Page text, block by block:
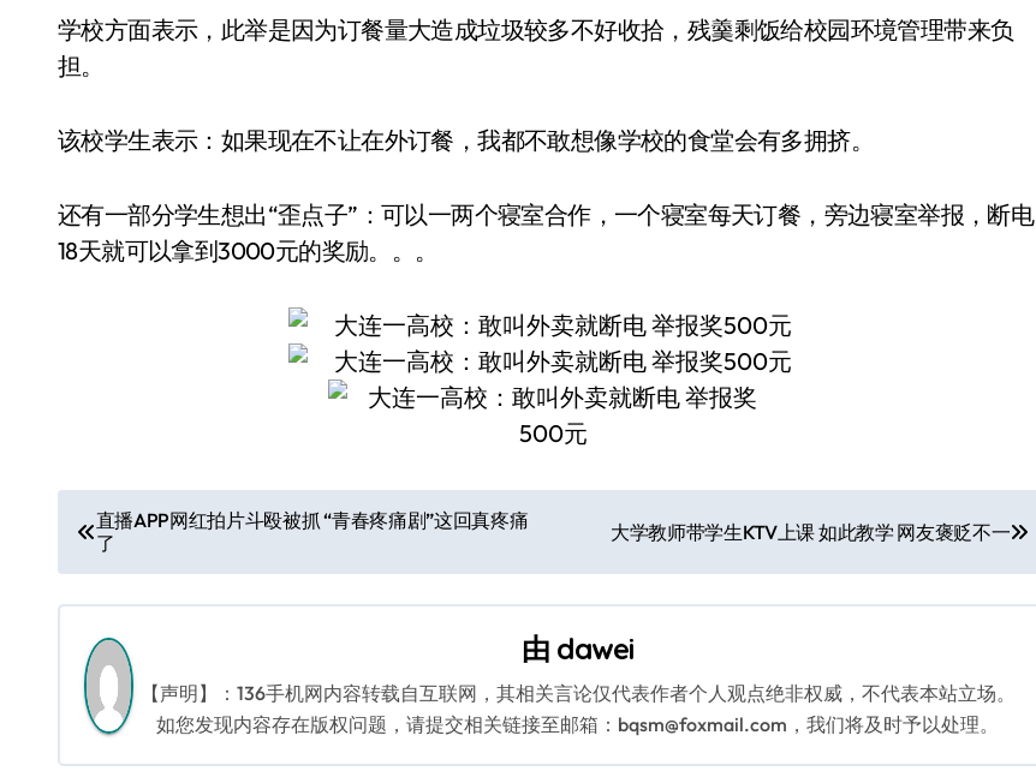
学校方面表示，此举是因为订餐量大造成垃圾较多不好收拾，残羹剩饭给校园环境管理带来负
担。
该校学生表示：如果现在不让在外订餐，我都不敢想像学校的食堂会有多拥挤。
还有一部分学生想出“歪点子”：可以一两个寝室合作，一个寝室每天订餐，旁边寝室举报，断电
18天就可以拿到3000元的奖励。。。
文
章
导
航
直播APP网红拍片斗殴被抓 “青春疼痛剧”这回真疼痛
了
大学教师带学生KTV上课 如此教学 网友褒贬不一
由 dawei
【声明】：136手机网内容转载自互联网，其相关言论仅代表作者个人观点绝非权威，不代表本站立场。
如您发现内容存在版权问题，请提交相关链接至邮箱：bqsm@foxmail.com，我们将及时予以处理。